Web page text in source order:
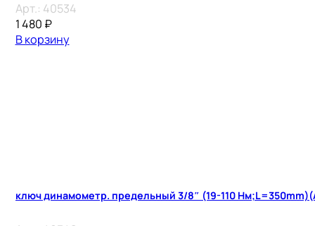
Арт.: 40534
1 480 ₽
В корзину
ключ динамометр. предельный 3/8″ (19-110